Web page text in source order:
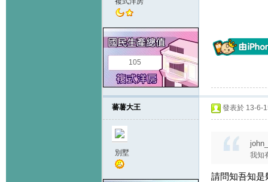
105
蕃薯大王
別墅
發表於 13-6-
我知
請問知吾知是